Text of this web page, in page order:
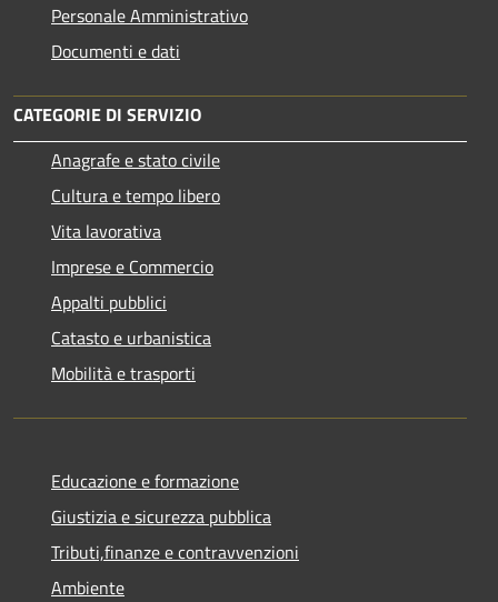
Personale Amministrativo
Documenti e dati
CATEGORIE DI SERVIZIO
Anagrafe e stato civile
Cultura e tempo libero
Vita lavorativa
Imprese e Commercio
Appalti pubblici
Catasto e urbanistica
Mobilità e trasporti
Educazione e formazione
Giustizia e sicurezza pubblica
Tributi,finanze e contravvenzioni
Ambiente